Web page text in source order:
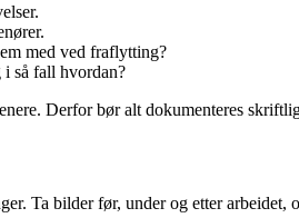
med ved fraflytting?
så fall hvordan?
Derfor bør alt dokumenteres
Ta bilder før, under og etter arbeidet,